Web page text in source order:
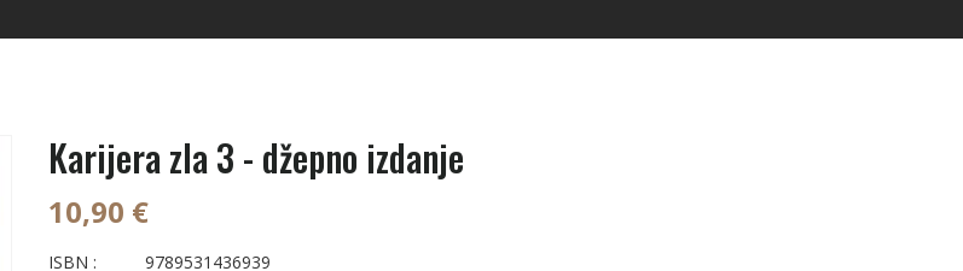
Karijera zla 3 - džepno izdanje
10,90 €
ISBN :
9789531436939